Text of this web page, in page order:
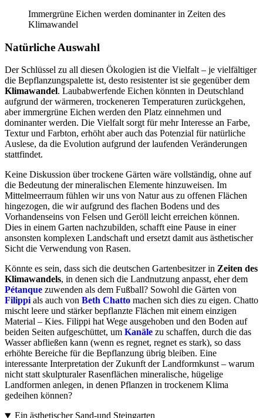
Immergrüne Eichen werden dominanter in Zeiten des
Klimawandel
Natürliche Auswahl
Der Schlüssel zu all diesen Ökologien ist die Vielfalt – je vielfältiger
die Bepflanzungspalette ist, desto resistenter ist sie gegenüber dem
Klimawandel. Laubabwerfende Eichen könnten in Deutschland
aufgrund der wärmeren, trockeneren Temperaturen zurückgehen,
aber immergrüne Eichen werden den Platz einnehmen und
dominanter werden. Die Vielfalt sorgt für mehr Interesse an Farbe,
Textur und Farbton, erhöht aber auch das Potenzial für natürliche
Auslese, da die Evolution aufgrund der laufenden Veränderungen
stattfindet.
Keine Diskussion über trockene Gärten wäre vollständig, ohne auf
die Bedeutung der mineralischen Elemente hinzuweisen. Im
Mittelmeerraum fühlen wir uns von Natur aus zu offenen Flächen
hingezogen, die wir aufgrund des flachen Bodens und des
Vorhandenseins von Felsen und Geröll leicht erreichen können.
Dies in einem Garten nachzubilden, schafft eine Pause in einer
ansonsten komplexen Landschaft und ersetzt damit aus ästhetischer
Sicht die Verwendung von Rasen.
Könnte es sein, dass sich die deutschen Gartenbesitzer in Zeiten des
Klimawandels, in denen sich die Landnutzung anpasst, eher dem
Pétanque zuwenden als dem Fußball? Sowohl die Gärten von
Filippials auch von Beth Chatto machen sich dies zu eigen. Chatto
mischt leere und stärker bepflanzte Flächen mit einem einzigen
Material – Kies. Filippi hat Wege ausgehoben und den Boden auf
beiden Seiten aufgeschüttet, um Kanäle zu schaffen, durch die das
Wasser abfließen kann (wenn es regnet, regnet es stark), so dass
erhöhte Bereiche für die Bepflanzung übrig bleiben. Eine
interessante Interpretation der Zukunft der Landformkunst – warum
nicht statt skulpturaler Rasenflächen mineralische, hügelige
Landformen anlegen, in denen Pflanzen in trockenem Klima
gedeihen können?
Ein ästhetischer Sand-und Steingarten